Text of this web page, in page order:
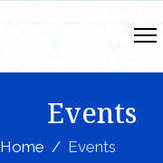
Events
Home Events